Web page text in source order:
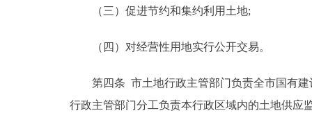
（三）促进节约和集约利用土地;
（四）对经营性用地实行公开交易。
第四条 市土地行政主管部门负责全市国有建
行政主管部门分工负责本行政区域内的土地供应